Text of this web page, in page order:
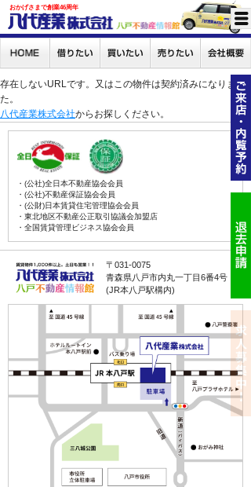
おかげさまで創業46周年
存在しないURLです。又はこの物件は契約済みになりまし
た。
八代産業株式会社からお探しください。
・(公社)全日本不動産協会会員
・(公社)不動産保証協会会員
・(公財)日本賃貸住宅管理協会会員
・東北地区不動産公正取引協議会加盟店
・全国賃貸管理ビジネス協会会員
〒031-0075
青森県八戸市内丸一丁目6番4号
(JR本八戸駅構内)